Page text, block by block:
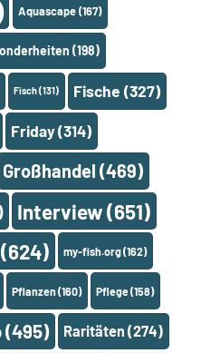
Aquascape(167)
(198)
Fisch(131) Fische (327)
Friday(314)
Großhandel (469)
Interview(651)
(624) my-fish.org(162)
Pflanzen(160) Pflege(158)
(495) Raritäten (274)